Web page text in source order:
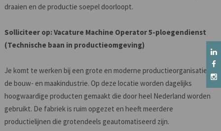
draaien en de productie soepel doorloopt.
Solliciteer op: Vacature Machine Operator 5-ploegendienst
(Technische baan in productieomgeving)
Je komt te werken bij een grote en moderne productieorganisatie in
de bouw- en maakindustrie. Op deze locatie worden dagelijks
hoogwaardige producten gemaakt die door heel Nederland worden
gebruikt. De fabriek is ruim opgezet en heeft meerdere
productielijnen die grotendeels geautomatiseerd zijn.